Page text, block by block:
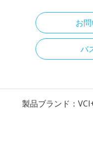
お
バ
製品ブランド：